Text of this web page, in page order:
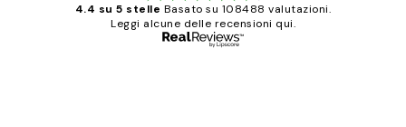
4.4 su 5 stelle Basato su 108488 valutazioni.
Leggi alcune delle recensioni qui.